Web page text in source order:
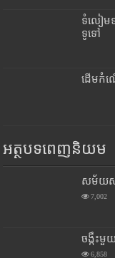
ទំលៀម
ទូទៅ
ដើមកំ
អត្ថបទពេញនិយម
សម័យស
7,002
ចង្កឹះមួ
6,858